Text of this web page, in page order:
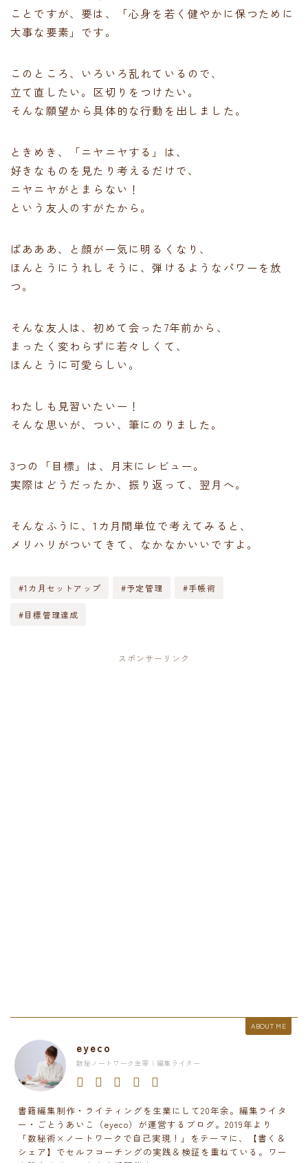
ことですが、要は、「心身を若く健やかに保つために
大事な要素」です。
このところ、いろいろ乱れているので、
立て直したい。区切りをつけたい。
そんな願望から具体的な行動を出しました。
ときめき、「ニヤニヤする」は、
好きなものを見たり考えるだけで、
ニヤニヤがとまらない！
という友人のすがたから。
ぱあああ、と顔が一気に明るくなり、
ほんとうにうれしそうに、弾けるようなパワーを放
つ。
そんな友人は、初めて会った7年前から、
まったく変わらずに若々しくて、
ほんとうに可愛らしい。
わたしも見習いたいー！
そんな思いが、つい、筆にのりました。
3つの「目標」は、月末にレビュー。
実際はどうだったか、振り返って、翌月へ。
そんなふうに、1カ月間単位で考えてみると、
メリハリがついてきて、なかなかいいですよ。
#1カ月セットアップ #予定管理 #手帳術
#目標管理達成
スポンサーリンク
ABOUT ME
eyeco
数秘ノートワーク主宰 | 編集ライター
書籍編集制作・ライティングを生業にして20年余。編集ライタ
ー・ごとうあいこ（eyeco）が運営するブログ。2019年より
「数秘術×ノートワークで自己実現！」をテーマに、【書く＆
シェア】でセルフコーチングの実践＆検証を重ねている。ワー